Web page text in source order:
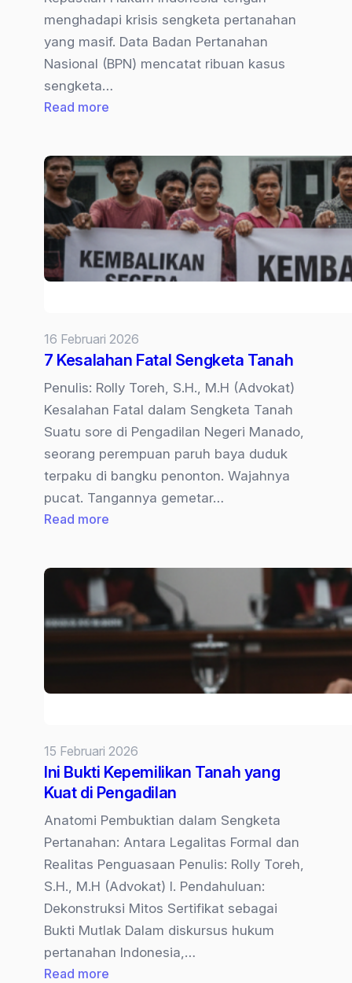
menghadapi krisis sengketa pertanahan
yang masif. Data Badan Pertanahan
Nasional (BPN) mencatat ribuan kasus
sengketa…
Read more
Tanah
di
Pengadilan
Negeri:
Antara
Prosedur
Realitas
Kepastian
Agraria
16 Februari 2026
7 Kesalahan Fatal Sengketa Tanah
Penulis: Rolly Toreh, S.H., M.H (Advokat)
Kesalahan Fatal dalam Sengketa Tanah
Suatu sore di Pengadilan Negeri Manado,
seorang perempuan paruh baya duduk
terpaku di bangku penonton. Wajahnya
pucat. Tangannya gemetar…
Read more
Fatal
Sengketa
Tanah
15 Februari 2026
Ini Bukti Kepemilikan Tanah yang
Kuat di Pengadilan
Anatomi Pembuktian dalam Sengketa
Pertanahan: Antara Legalitas Formal dan
Realitas Penguasaan Penulis: Rolly Toreh,
S.H., M.H (Advokat) I. Pendahuluan:
Dekonstruksi Mitos Sertifikat sebagai
Bukti Mutlak Dalam diskursus hukum
pertanahan Indonesia,…
Read more